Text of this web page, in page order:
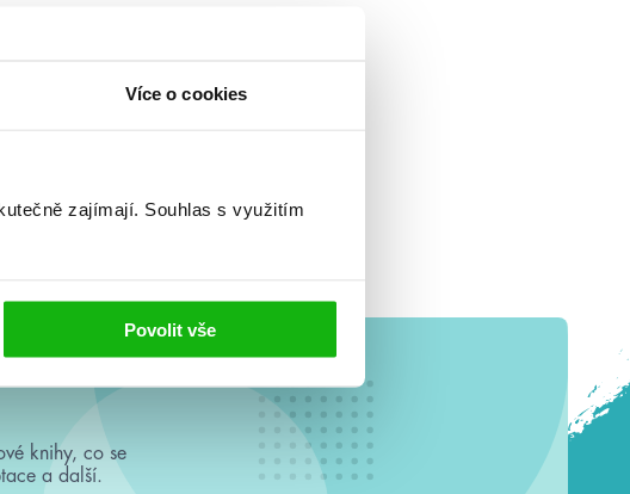
Více o cookies
zajímají. Souhlas s využitím
Povolit vše
knihy, co se
a další.